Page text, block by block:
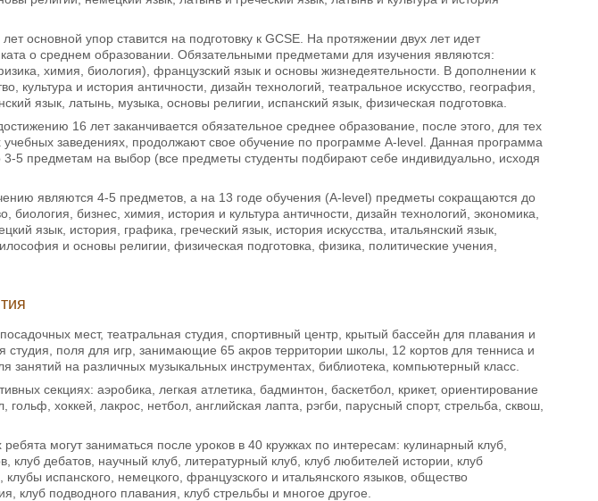
основной упор ставится на подготовку к GCSE. На протяжении двух лет идет
о среднем образовании. Обязательными предметами для изучения являются:
химия, биология), французский язык и основы жизнедеятельности. В дополнении к
и история античности, дизайн технологий, театральное искусство, география,
язык, латынь, музыка, основы религии, испанский язык, физическая подготовка.
16 лет заканчивается обязательное среднее образование, после этого, для тех
учебных заведениях, продолжают свое обучение по программе А-level. Данная программа
3-5 предметам на выбор (все предметы студенты подбирают себе индивидуально, исходя
являются 4-5 предметов, а на 13 годе обучения (A-level) предметы сокращаются до
бизнес, химия, история и культура античности, дизайн технологий, экономика,
язык, история, графика, греческий язык, история искусства, итальянский язык,
и основы религии, физическая подготовка, физика, политические учения,
мест, театральная студия, спортивный центр, крытый бассейн для плавания и
студия, поля для игр, занимающие 65 акров территории школы, 12 кортов для тенниса и
на различных музыкальных инструментах, библиотека, компьютерный класс.
секциях: аэробика, легкая атлетика, бадминтон, баскетбол, крикет, ориентирование
хоккей, лакрос, нетбол, английская лапта, рэгби, парусный спорт, стрельба, сквош,
могут заниматься после уроков в 40 кружках по интересам: кулинарный клуб,
дебатов, научный клуб, литературный клуб, клуб любителей истории, клуб
испанского, немецкого, французского и итальянского языков, общество
клуб подводного плавания, клуб стрельбы и многое другое.